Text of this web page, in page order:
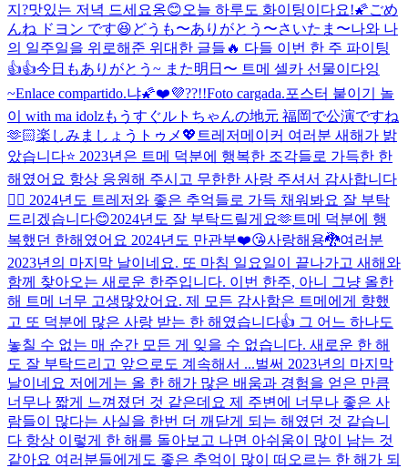
지?맛있는 저녁 드세요옹😊오늘 하루도 화이팅이다요!🌠ごめ
んね ドヨン です😆どうも〜ありがとう〜さいたま〜나와 나
의 일주일을 위로해준 위대한 글들🔥 다들 이번 한 주 파이팅
👍👍今日もありがとう~ また明日〜 트메 셀카 선물이다잉
~Enlace compartido.냐🌠❤️💜??!!Foto cargada.포스터 붙이기 놀
이 with ma idolzもうすぐルトちゃんの地元 福岡で公演ですね
🫶🏻楽しみましょうトゥメ💖 트레저메이커 여러분 새해가 밝
았습니다⭐️ 2023년은 트메 덕분에 행복한 조각들로 가득한 한
해였어요 항상 응원해 주시고 무한한 사랑 주셔서 감사합니다
🙇‍♂️ 2024년도 트레저와 좋은 추억들로 가득 채워봐요 잘 부탁
드리겠습니다😊2024년도 잘 부탁드릴게요🫶 트메 덕분에 행
복했던 한해였어요 2024년도 만관부❤️😘사랑해용🐉여러분
2023년의 마지막 날이네요. 또 마침 일요일이 끝나가고 새해와
함께 찾아오는 새로운 한주입니다. 이번 한주, 아니 그냥 올한
해 트메 너무 고생많았어요. 제 모든 감사함은 트메에게 향했
고 또 덕분에 많은 사랑 받는 한 해였습니다👍 그 어느 하나도
놓칠 수 없는 매 순간 모든 게 잊을 수 없습니다. 새로운 한 해
도 잘 부탁드리고 앞으로도 계속해서 ...벌써 2023년의 마지막
날이네요 저에게는 올 한 해가 많은 배움과 경험을 얻은 만큼
너무나 짧게 느껴졌던 것 같은데요 제 주변에 너무나 좋은 사
람들이 많다는 사실을 한번 더 깨닫게 되는 해였던 것 같습니
다 항상 이렇게 한 해를 돌아보고 나면 아쉬움이 많이 남는 것
같아요 여러분들에게도 좋은 추억이 많이 떠오르는 한 해가 되